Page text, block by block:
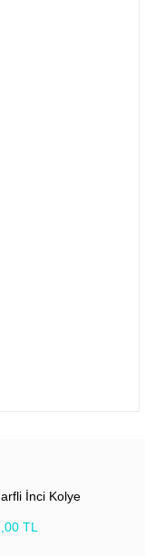
İnci Kolye
TL